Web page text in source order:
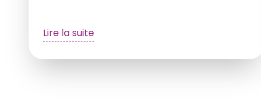
Lire la suite